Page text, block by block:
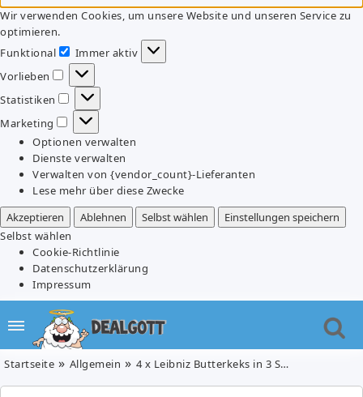
Wir verwenden Cookies, um unsere Website und unseren Service zu
optimieren.
Funktional
Funktional
Immer aktiv
Vorlieben
Vorlieben
Statistiken
Statistiken
Marketing
Marketing
Optionen verwalten
Dienste verwalten
Verwalten von {vendor_count}-Lieferanten
Lese mehr über diese Zwecke
Akzeptieren
Ablehnen Selbst wählen
Einstellungen speichern
Selbst wählen
Cookie-Richtlinie
Datenschutzerklärung
Impressum
Startseite Allgemein 4 x Leibniz Butterkeks in 3 Sorten für 3,56€ (= 89 Cent pro 200g Packung) oder eine Packung für 94 Cent